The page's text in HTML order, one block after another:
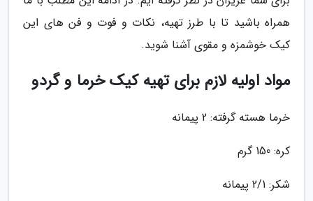
همراه باشید تا با طرز تهیه، نکات و فوت و فن های این
کیک خوشمزه و مقوی آشنا شوید.
مواد اولیه لازم برای تهیه کیک خرما و گردو
خرما هسته گرفته: 2 پیمانه
کره: 150 گرم
شکر: 2/1 پیمانه